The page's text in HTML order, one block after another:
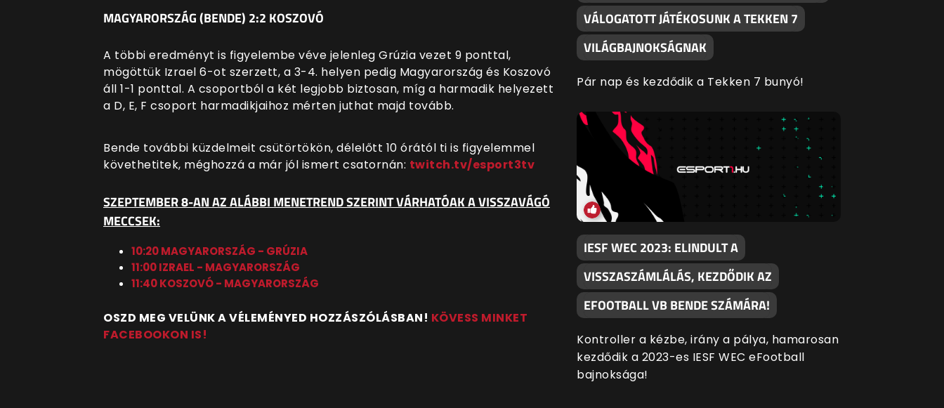
MAGYARORSZÁG (BENDE) 2:2 KOSZOVÓ
A többi eredményt is figyelembe véve jelenleg Grúzia vezet 9 ponttal,
mögöttük Izrael 6-ot szerzett, a 3-4. helyen pedig Magyarország és Koszovó
áll 1-1 ponttal. A csoportból a két legjobb biztosan, míg a harmadik helyezett
a D, E, F csoport harmadikjaihoz mérten juthat majd tovább.
Bende további küzdelmeit csütörtökön, délelőtt 10 órától ti is figyelemmel
követhetitek, méghozzá a már jól ismert csatornán: twitch.tv/esport3tv
SZEPTEMBER 8-AN AZ ALÁBBI MENETREND SZERINT VÁRHATÓAK A VISSZAVÁGÓ
MECCSEK:
10:20 MAGYARORSZÁG - GRÚZIA
11:00 IZRAEL - MAGYARORSZÁG
11:40 KOSZOVÓ - MAGYARORSZÁG
OSZD MEG VELÜNK A VÉLEMÉNYED HOZZÁSZÓLÁSBAN! KÖVESS MINKET
FACEBOOKON IS!
VÁLOGATOTT JÁTÉKOSUNK A TEKKEN 7
VILÁGBAJNOKSÁGNAK
Pár nap és kezdődik a Tekken 7 bunyó!
IESF WEC 2023: ELINDULT A
VISSZASZÁMLÁLÁS, KEZDŐDIK AZ
EFOOTBALL VB BENDE SZÁMÁRA!
Kontroller a kézbe, irány a pálya, hamarosan
kezdődik a 2023-es IESF WEC eFootball
bajnoksága!